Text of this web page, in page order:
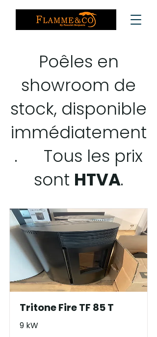
Poêles en
showroom de
stock, disponible
immédiatement
. Tous les prix
sont HTVA.
Tritone Fire TF 85 T
9 kW